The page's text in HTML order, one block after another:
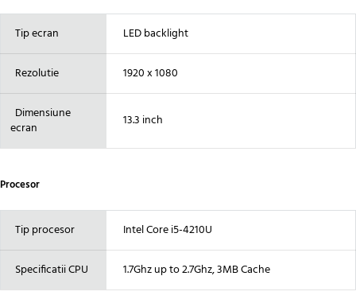
Tip ecran LED backlight
Rezolutie 1920 x 1080
Dimensiune
ecran
13.3 inch
Procesor
Tip procesor Intel Core i5-4210U
Specificatii CPU 1.7Ghz up to 2.7Ghz, 3MB Cache